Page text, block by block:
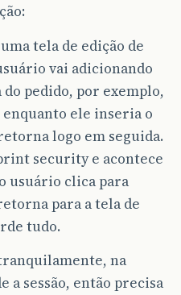
tela de edição de
vai adicionando
pedido, por exemplo,
ele inseria o
logo em seguida.
security e acontece
usuário clica para
para a tela de
tudo.
na
a sessão, então precisa